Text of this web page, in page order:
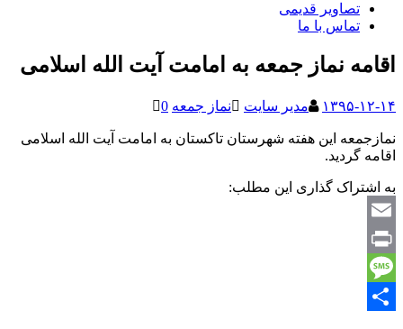
تصاویر قدیمی
تماس با ما
اقامه نماز جمعه به امامت آیت الله اسلامی
۱۳۹۵-۱۲-۱۴ مدیر سایت نماز جمعه 0
نمازجمعه این هفته شهرستان تاکستان به امامت آیت الله اسلامی
اقامه گردید.
به اشتراک گذاری این مطلب:
Email
Print
Message